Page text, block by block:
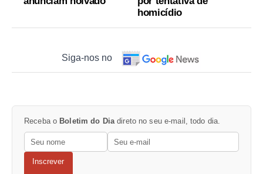
homicídio
Siga-nos no
Receba o Boletim do Dia direto no seu e-mail, todo dia.
Inscrever